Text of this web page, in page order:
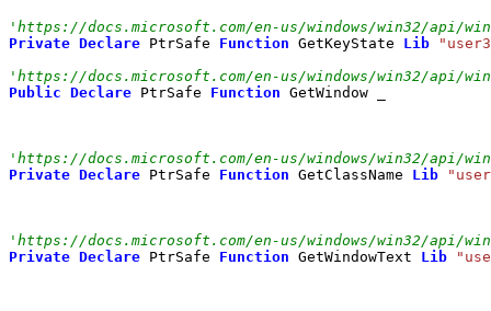
'https://docs.microsoft.com/en-us/windows/win32/api/
Private Declare PtrSafe Function GetKeyState Lib
'https://docs.microsoft.com/en-us/windows/win32/api/
Public Declare PtrSafe Function GetWindow _
'https://docs.microsoft.com/en-us/windows/win32/api/
Private Declare PtrSafe Function GetClassName Lib
'https://docs.microsoft.com/en-us/windows/win32/api/
Private Declare PtrSafe Function GetWindowText Lib